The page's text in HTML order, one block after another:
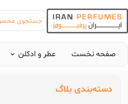
جستجوی
صفحه نخست عطر و ادکلن
دسته‌بندی بلاگ